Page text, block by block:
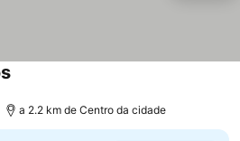
a 2.2 km de Centro da cidade